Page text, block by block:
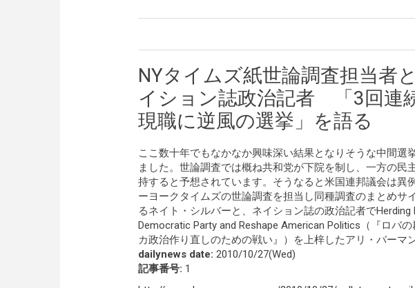
NYタイムズ紙世論調査担当者
イション誌政治記者 「3回連
現職に逆風の選挙」を語る
ここ数十年でもなかなか興味深い結果となりそうな中間選
ました。世論調査では概ね共和党が下院を制し、一方の民
持すると予想されています。そうなると米国連邦議会は異
ーヨークタイムズの世論調査を担当し同種調査のまとめサ
るネイト・シルバーと、ネイション誌の政治記者でHerding
Democratic Party and Reshape American Politics（『ロバ
カ政治作り直しのための戦い』）を上梓したアリ・バーマ
dailynews date: 2010/10/27(Wed)
記事番号: 1